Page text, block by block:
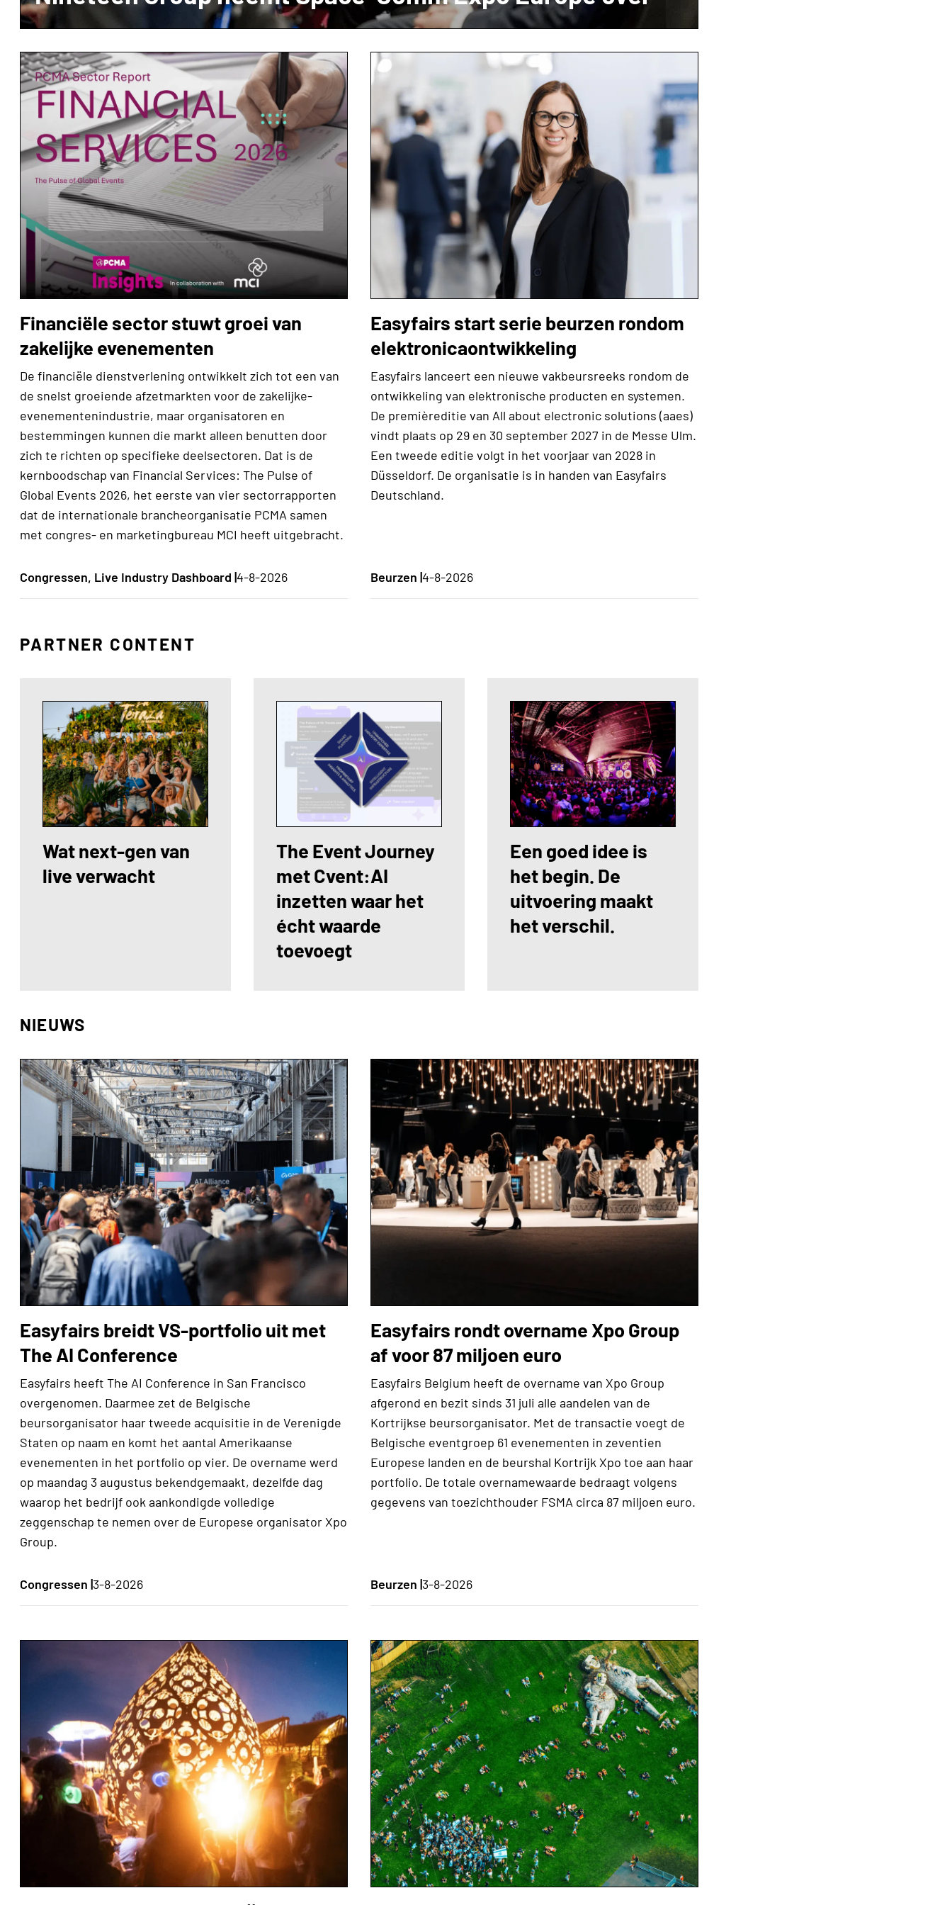
Financiële sector stuwt groei van
zakelijke evenementen
De financiële dienstverlening ontwikkelt zich tot een van
de snelst groeiende afzetmarkten voor de zakelijke-
evenementenindustrie, maar organisatoren en
bestemmingen kunnen die markt alleen benutten door
zich te richten op specifieke deelsectoren. Dat is de
kernboodschap van Financial Services: The Pulse of
Global Events 2026, het eerste van vier sectorrapporten
dat de internationale brancheorganisatie PCMA samen
met congres- en marketingbureau MCI heeft uitgebracht.
Congressen, Live Industry Dashboard |4-8-2026
Easyfairs start serie beurzen rondom
elektronicaontwikkeling
Easyfairs lanceert een nieuwe vakbeursreeks rondom de
ontwikkeling van elektronische producten en systemen.
De premièreditie van All about electronic solutions (aaes)
vindt plaats op 29 en 30 september 2027 in de Messe Ulm.
Een tweede editie volgt in het voorjaar van 2028 in
Düsseldorf. De organisatie is in handen van Easyfairs
Deutschland.
Beurzen |4-8-2026
PARTNER CONTENT
Wat next-gen van
live verwacht
The Event Journey
met Cvent:AI
inzetten waar het
écht waarde
toevoegt
Een goed idee is
het begin. De
uitvoering maakt
het verschil.
NIEUWS
Easyfairs breidt VS-portfolio uit met
The AI Conference
Easyfairs heeft The AI Conference in San Francisco
overgenomen. Daarmee zet de Belgische
beursorganisator haar tweede acquisitie in de Verenigde
Staten op naam en komt het aantal Amerikaanse
evenementen in het portfolio op vier. De overname werd
op maandag 3 augustus bekendgemaakt, dezelfde dag
waarop het bedrijf ook aankondigde volledige
zeggenschap te nemen over de Europese organisator Xpo
Group.
Congressen |3-8-2026
Easyfairs rondt overname Xpo Group
af voor 87 miljoen euro
Easyfairs Belgium heeft de overname van Xpo Group
afgerond en bezit sinds 31 juli alle aandelen van de
Kortrijkse beursorganisator. Met de transactie voegt de
Belgische eventgroep 61 evenementen in zeventien
Europese landen en de beurshal Kortrijk Xpo toe aan haar
portfolio. De totale overnamewaarde bedraagt volgens
gegevens van toezichthouder FSMA circa 87 miljoen euro.
Beurzen |3-8-2026